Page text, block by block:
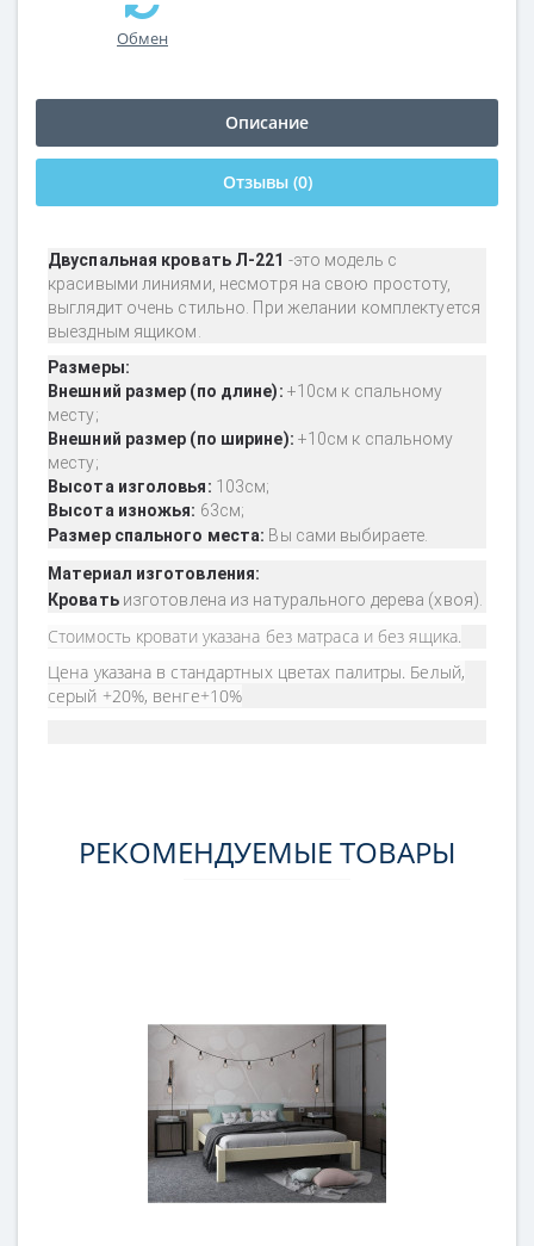
Обмен
Описание
Отзывы (0)
Двуспальная кровать Л-221 -это модель с
красивыми линиями, несмотря на свою простоту,
выглядит очень стильно. При желании комплектуется
выездным ящиком.
Размеры:
Внешний размер (по длине): +10см к спальному
месту;
Внешний размер (по ширине): +10см к спальному
месту;
Высота изголовья: 103см;
Высота изножья: 63см;
Размер спального места: Вы сами выбираете.
Материал изготовления:
​Кровать изготовлена из натурального дерева (хвоя).
Стоимость кровати указана без матраса и без ящика.
Цена указана в стандартных цветах палитры. Белый,
серый +20%, венге+10%
РЕКОМЕНДУЕМЫЕ ТОВАРЫ